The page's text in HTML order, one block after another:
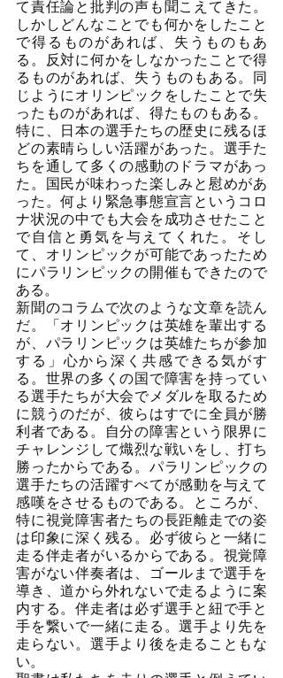
て責任論と批判の声も聞こえてきた。
しかしどんなことでも何かをしたこと
で得るものがあれば、失うものもあ
る。反対に何かをしなかったことで得
るものがあれば、失うものもある。同
じようにオリンピックをしたことで失
ったものがあれば、得たものもある。
特に、日本の選手たちの歴史に残るほ
どの素晴らしい活躍があった。選手た
ちを通して多くの感動のドラマがあっ
た。国民が味わった楽しみと慰めがあ
った。何より緊急事態宣言というコロ
ナ状況の中でも大会を成功させたこと
で自信と勇気を与えてくれた。そし
て、オリンピックが可能であったため
にパラリンピックの開催もできたので
ある。
新聞のコラムで次のような文章を読ん
だ。「オリンピックは英雄を輩出する
が、パラリンピックは英雄たちが参加
する」心から深く共感できる気がす
る。世界の多くの国で障害を持ってい
る選手たちが大会でメダルを取るため
に競うのだが、彼らはすでに全員が勝
利者である。自分の障害という限界に
チャレンジして熾烈な戦いをし、打ち
勝ったからである。パラリンピックの
選手たちの活躍すべてが感動を与えて
感嘆をさせるものである。ところが、
特に視覚障害者たちの長距離走での姿
は印象に深く残る。必ず彼らと一緒に
走る伴走者がいるからである。視覚障
害がない伴奏者は、ゴールまで選手を
導き、道から外れないで走るように案
内する。伴走者は必ず選手と紐で手と
手を繋いで一緒に走る。選手より先を
走らない。選手より後を走ることもな
い。